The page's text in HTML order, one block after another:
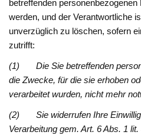
betreffenden
werden, und der Verantwortliche
unverzüglich zu löschen, sofern
zutrifft:
(1) Die Sie betreffenden
die Zwecke, für die sie erhoben
verarbeitet wurden, nicht mehr
(2) Sie widerrufen Ihre
Verarbeitung gem. Art. 6 Abs. 1